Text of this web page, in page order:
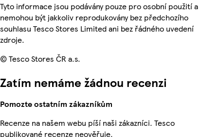
Tyto informace jsou podávány pouze pro osobní použití a
nemohou být jakkoliv reprodukovány bez předchozího
souhlasu Tesco Stores Limited ani bez řádného uvedení
zdroje.
© Tesco Stores ČR a.s.
Zatím nemáme žádnou recenzi
Pomozte ostatním zákazníkům
Recenze na našem webu píší naši zákazníci. Tesco
publikované recenze neověřuje.